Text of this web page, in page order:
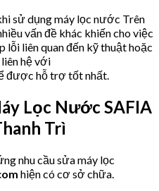
sử dụng máy lọc nước Trên
vấn đề khác khiến cho việc
lỗi liên quan đến kỹ thuật hoặc
hệ với
được hỗ trợ tốt nhất.
Lọc Nước SAFIA
Trì
nhu cầu sửa máy lọc
hiện có cơ sở chữa.